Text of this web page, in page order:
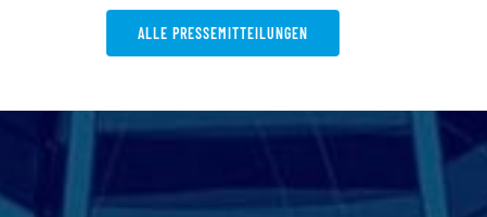
ALLE PRESSEMITTEILUNGEN